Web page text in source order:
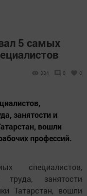
5 самых
334 0 0
занятости и
вошли
профессий.
специалистов,
труда, занятости
Татарстан, вошли